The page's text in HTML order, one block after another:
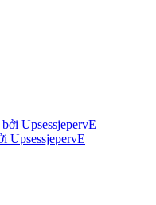
UpsessjepervE
UpsessjepervE